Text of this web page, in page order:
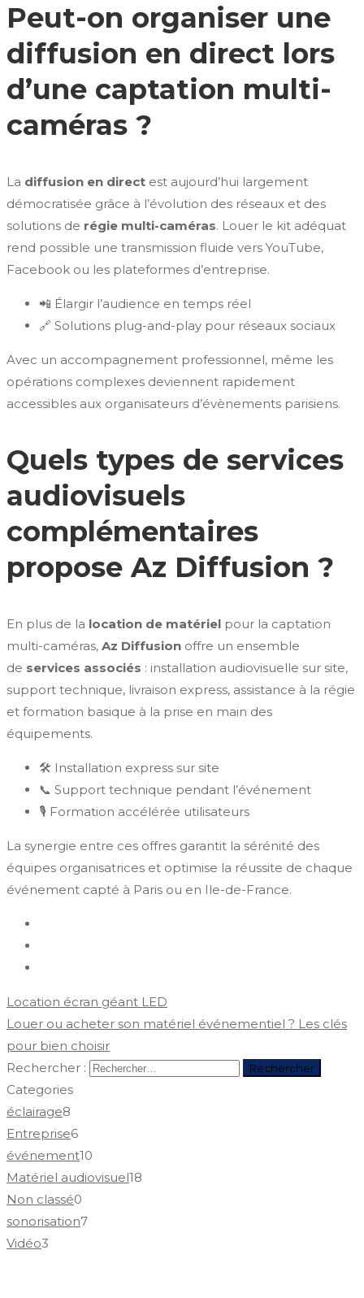
Peut-on organiser une
diffusion en direct lors
d’une captation multi-
caméras ?
La diffusion en direct est aujourd’hui largement
démocratisée grâce à l’évolution des réseaux et des
solutions de régie multi-caméras. Louer le kit adéquat
rend possible une transmission fluide vers YouTube,
Facebook ou les plateformes d’entreprise.
📲 Élargir l’audience en temps réel
🔗 Solutions plug-and-play pour réseaux sociaux
Avec un accompagnement professionnel, même les
opérations complexes deviennent rapidement
accessibles aux organisateurs d’évènements parisiens.
Quels types de services
audiovisuels
complémentaires
propose Az Diffusion ?
En plus de la location de matériel pour la captation
multi-caméras, Az Diffusion offre un ensemble
de services associés : installation audiovisuelle sur site,
support technique, livraison express, assistance à la régie
et formation basique à la prise en main des
équipements.
🛠️ Installation express sur site
📞 Support technique pendant l’événement
🎙️ Formation accélérée utilisateurs
La synergie entre ces offres garantit la sérénité des
équipes organisatrices et optimise la réussite de chaque
événement capté à Paris ou en Ile-de-France.
Location écran géant LED
Louer ou acheter son matériel événementiel ? Les clés
pour bien choisir
Rechercher :
Categories
éclairage8
Entreprise6
événement10
Matériel audiovisuel18
Non classé0
sonorisation7
Vidéo3